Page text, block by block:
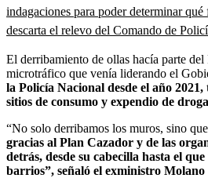
indagaciones para poder determinar
descarta el relevo del Comando de
El derribamiento de ollas hacía parte
microtráfico que venía liderando el
la Policía Nacional desde el año
sitios de consumo y expendio de
“No solo derribamos los muros, sino
gracias al Plan Cazador y de las
detrás, desde su cabecilla hasta el
barrios”, señaló el exministro Molano